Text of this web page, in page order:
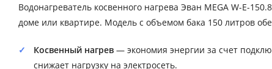
Водонагреватель косвенного нагрева Эван MEGA W-E-
доме или квартире. Модель с объемом бака 150 литров
Косвенный нагрев — экономия энергии за счет
снижает нагрузку на электросеть.